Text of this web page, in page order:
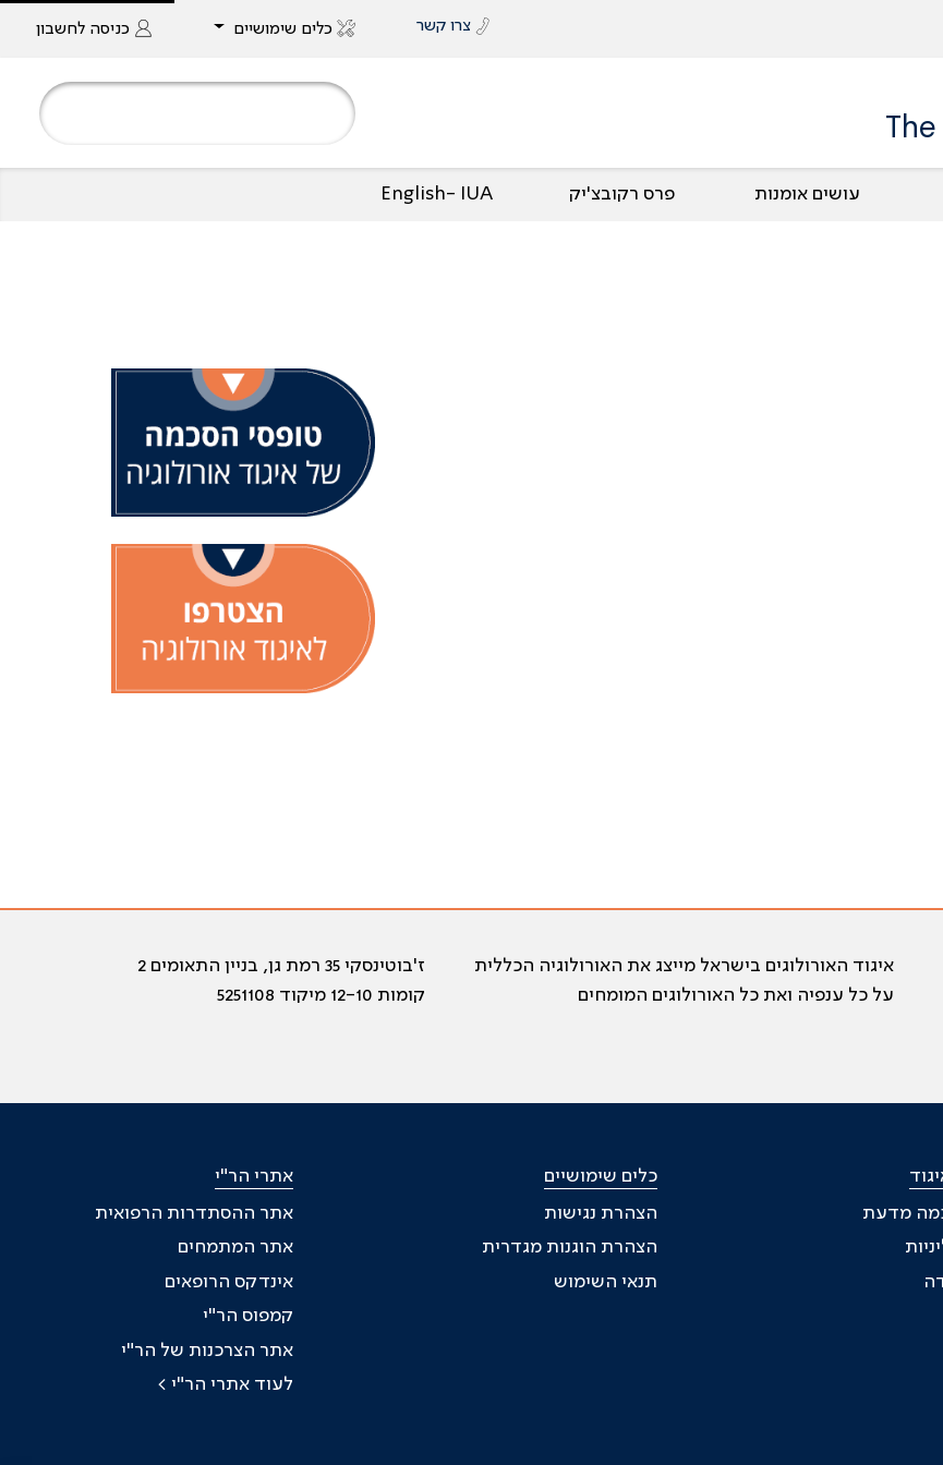
צרו קשר כלים שימושיים כניסה לחשבון
עושים אומנות פרס רקובצ'יק English- IUA
איגוד האורולוגים בישראל מייצג את האורולוגיה הכללית
על כל ענפיה ואת כל האורולוגים המומחים
ז'בוטינסקי 35 רמת גן, בניין התאומים 2
קומות 12-10 מיקוד 5251108
מדעת
כלים שימושיים
הצהרת נגישות
הצהרת הוגנות מגדרית
תנאי השימוש
אתרי הר"י
אתר ההסתדרות הרפואית
אתר המתמחים
אינדקס הרופאים
קמפוס הר"י
אתר הצרכנות של הר"י
לעוד אתרי הר"י >